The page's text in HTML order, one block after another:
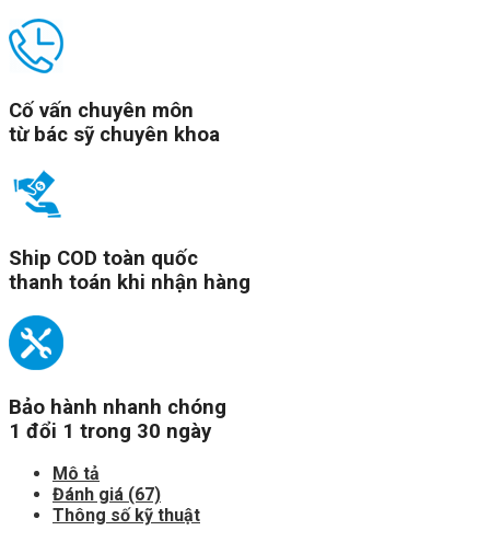
Cố vấn chuyên môn
từ bác sỹ chuyên khoa
Ship COD toàn quốc
thanh toán khi nhận hàng
Bảo hành nhanh chóng
1 đổi 1 trong 30 ngày
Mô tả
Đánh giá (67)
Thông số kỹ thuật